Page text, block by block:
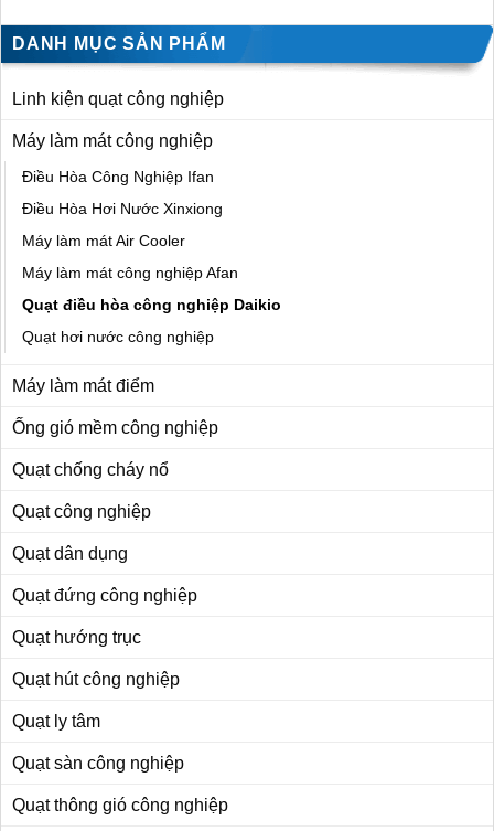
DANH MỤC SẢN PHẨM
Linh kiện quạt công nghiệp
Máy làm mát công nghiệp
Điều Hòa Công Nghiệp Ifan
Điều Hòa Hơi Nước Xinxiong
Máy làm mát Air Cooler
Máy làm mát công nghiệp Afan
Quạt điều hòa công nghiệp Daikio
Quạt hơi nước công nghiệp
Máy làm mát điểm
Ống gió mềm công nghiệp
Quạt chống cháy nổ
Quạt công nghiệp
Quạt dân dụng
Quạt đứng công nghiệp
Quạt hướng trục
Quạt hút công nghiệp
Quạt ly tâm
Quạt sàn công nghiệp
Quạt thông gió công nghiệp